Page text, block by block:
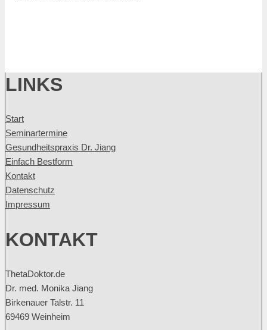
LINKS
Start
Seminartermine
Gesundheitspraxis Dr. Jiang
Einfach Bestform
Kontakt
Datenschutz
Impressum
KONTAKT
ThetaDoktor.de
Dr. med. Monika Jiang
Birkenauer Talstr. 11
69469 Weinheim